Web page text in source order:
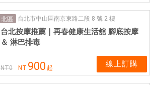
北區 台北市中山區南京東路二段 8 號 2 樓
台北按摩推薦｜再春健康生活舘 腳底按摩
＆ 淋巴排毒
NT0 NT 900 起 線上訂購